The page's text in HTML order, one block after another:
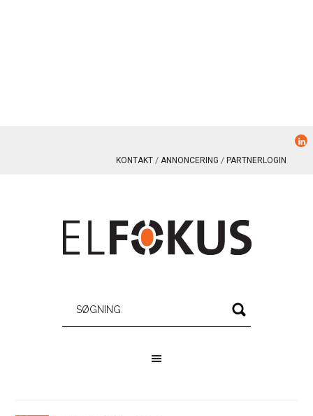
KONTAKT ANNONCERING PARTNERLOGIN